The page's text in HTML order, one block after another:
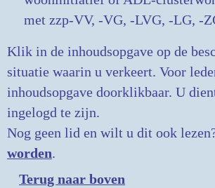
met zzp-VV, -VG, -LVG, -LG, -
Klik in de inhoudsopgave op de
situatie waarin u verkeert. Voor
inhoudsopgave doorklikbaar. U
ingelogd te zijn.
Nog geen lid en wilt u dit ook
worden.
Terug naar boven